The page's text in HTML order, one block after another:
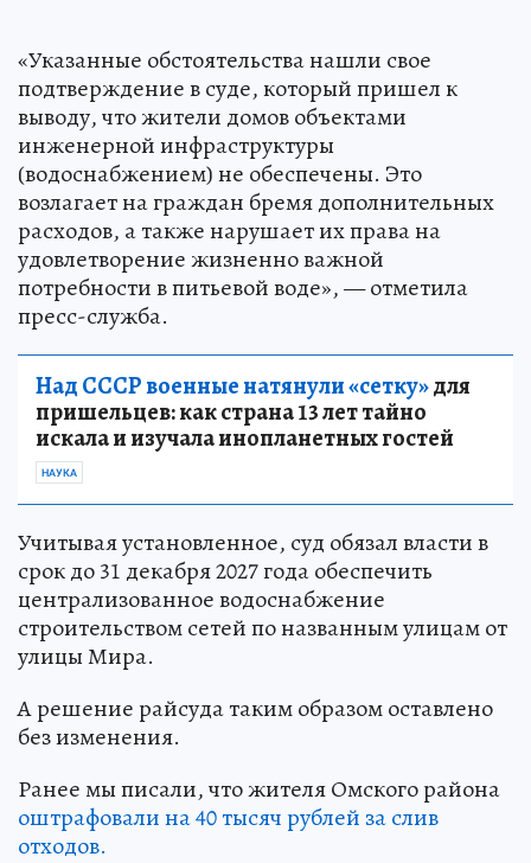
«Указанные обстоятельства нашли свое
подтверждение в суде, который пришел к
выводу, что жители домов объектами
инженерной инфраструктуры
(водоснабжением) не обеспечены. Это
возлагает на граждан бремя дополнительных
расходов, а также нарушает их права на
удовлетворение жизненно важной
потребности в питьевой воде», — отметила
пресс-служба.
Над СССР военные натянули «сетку»для
пришельцев: как страна 13 лет тайно
искала и изучала инопланетных гостей
НАУКА
Учитывая установленное, суд обязал власти в
срок до 31 декабря 2027 года обеспечить
централизованное водоснабжение
строительством сетей по названным улицам от
улицы Мира.
А решение райсуда таким образом оставлено
без изменения.
Ранее мы писали, что жителя Омского района
оштрафовали на 40 тысяч рублей за слив
отходов.